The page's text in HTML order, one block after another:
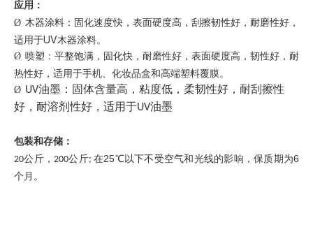
应用：
Ø 木器涂料：固化速度快，表面硬度高，刮擦韧性好，耐磨性好，
适用于UV木器涂料。
Ø 喷塑：平整饱满，固化快，耐磨性好，表面硬度高，韧性好，耐
热性好，适用于手机、化妆品盒和高端塑料覆膜。
Ø UV油墨：固体含量高，粘度低，柔韧性好，耐刮擦性
好，耐溶剂性好，适用于UV油墨
包装和存储：
20公斤，200公斤; 在25℃以下不受空气和光线的影响，保质期为6
个月。